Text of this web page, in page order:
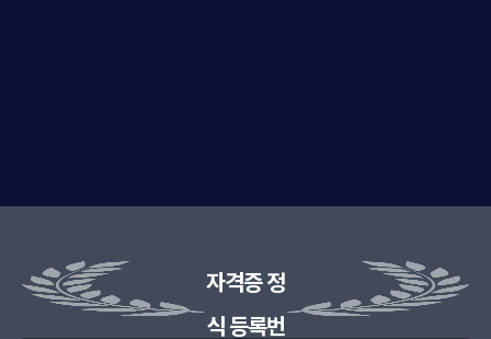
자격증 정
식 등록번